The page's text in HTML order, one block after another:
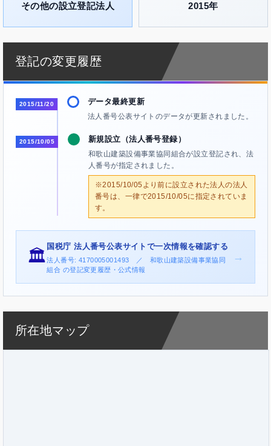
その他の設立登記法人 2015年
登記の変更履歴
2015/11/20 データ最終更新
法人番号公表サイトのデータが更新されました。
2015/10/05 新規設立（法人番号登録）
和歌山建築設備事業協同組合が設立登記され、法
人番号が指定されました。
※2015/10/05より前に設立された法人の法人
番号は、一律で2015/10/05に指定されていま
す。
🏛️
国税庁 法人番号公表サイトで一次情報を確認する
法人番号: 4170005001493 ／ 和歌山建築設備事業協同
組合 の登記変更履歴・公式情報
→
所在地マップ